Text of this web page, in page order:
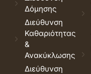
Δόμησης
Διεύθυνση
Καθαριότητας
&
Ανακύκλωσης
Διεύθυνση